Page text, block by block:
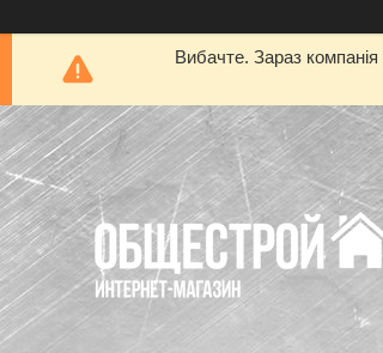
Вибачте. Зараз